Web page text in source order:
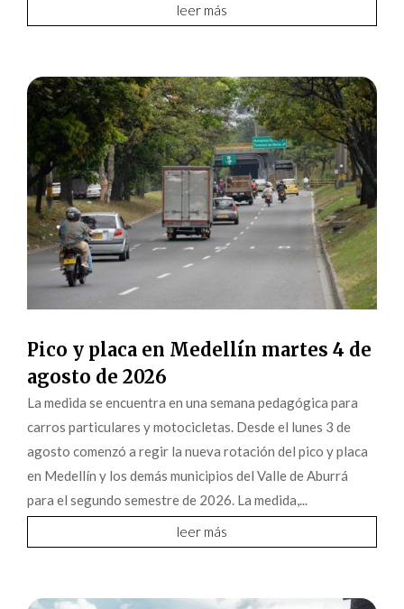
leer más
Pico y placa en Medellín martes 4 de
agosto de 2026
La medida se encuentra en una semana pedagógica para
carros particulares y motocicletas. Desde el lunes 3 de
agosto comenzó a regir la nueva rotación del pico y placa
en Medellín y los demás municipios del Valle de Aburrá
para el segundo semestre de 2026. La medida,...
leer más